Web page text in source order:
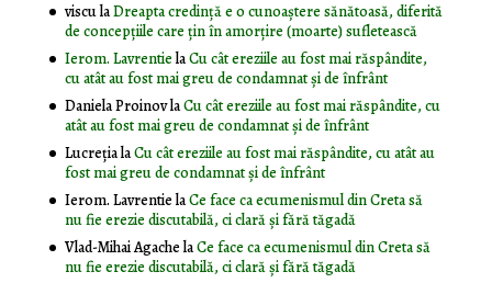
visculaDreapta credință e o cunoaștere sănătoasă, diferită
de concepțiile care țin în amorțire (moarte) sufletească
Ierom. LavrentielaCu cât ereziile au fost mai răspândite,
cu atât au fost mai greu de condamnat și de înfrânt
Daniela ProinovlaCu cât ereziile au fost mai răspândite, cu
atât au fost mai greu de condamnat și de înfrânt
LucrețialaCu cât ereziile au fost mai răspândite, cu atât au
fost mai greu de condamnat și de înfrânt
Ierom. LavrentielaCe face ca ecumenismul din Creta să
nu fie erezie discutabilă, ci clară și fără tăgadă
Vlad-Mihai AgachelaCe face ca ecumenismul din Creta să
nu fie erezie discutabilă, ci clară și fără tăgadă